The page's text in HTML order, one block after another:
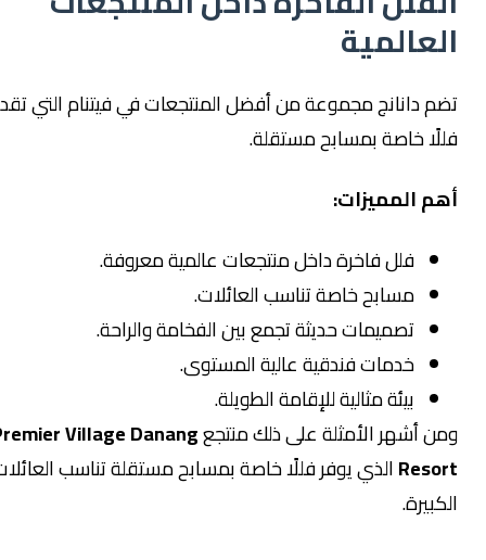
العالمية
تضم دانانج مجموعة من أفضل المنتجعات في فيتنام التي تقدم
فللًا خاصة بمسابح مستقلة.
أهم المميزات:
فلل فاخرة داخل منتجعات عالمية معروفة.
مسابح خاصة تناسب العائلات.
تصميمات حديثة تجمع بين الفخامة والراحة.
خدمات فندقية عالية المستوى.
بيئة مثالية للإقامة الطويلة.
ومن أشهر الأمثلة على ذلك منتجعPremier Village Danang
Resortالذي يوفر فللًا خاصة بمسابح مستقلة تناسب العائلات
الكبيرة.